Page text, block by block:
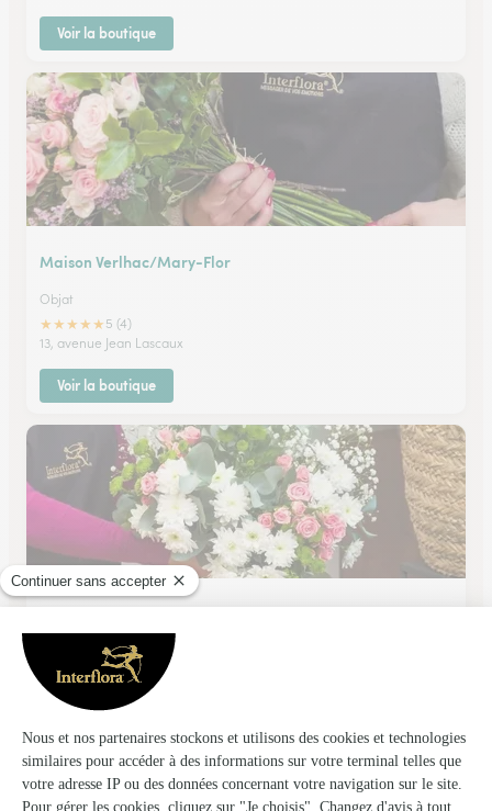
Voir la boutique
Maison Verlhac/Mary-Flor
Objat
★★★★★ 5 (4)
13, avenue Jean Lascaux
Voir la boutique
L’atelier Floral
★★★★4.3 (99)
4, avenue Henri de Jouvenel
Voir la boutique